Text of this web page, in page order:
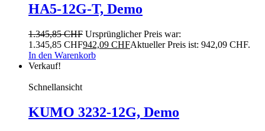
HA5-12G-T, Demo
1.345,85CHF Ursprünglicher Preis war:
1.345,85 CHF942,09 CHFAktueller Preis ist: 942,09 CHF.
In den Warenkorb
Verkauf!
Schnellansicht
KUMO 3232-12G, Demo